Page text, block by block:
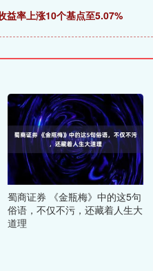
益率上涨10个基点至5.07%
蜀商证券 《金瓶梅》中的这5句
俗语，不仅不污，还藏着人生大
道理